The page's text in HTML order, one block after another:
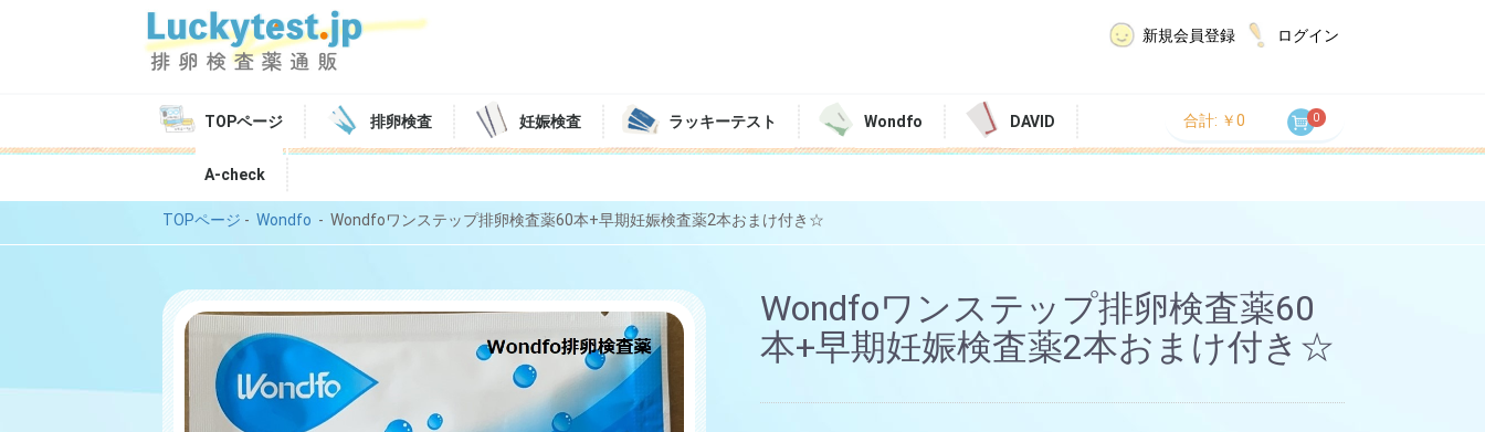
新規会員登録 ログイン
TOPページ 排卵検査 妊娠検査 ラッキーテスト Wondfo DAVID
A-check
合計: ￥0 0
TOPページ - Wondfo - Wondfoワンステップ排卵検査薬60本+早期妊娠検査薬2本おまけ付き☆
Wondfoワンステップ排卵検査薬60
本+早期妊娠検査薬2本おまけ付き☆